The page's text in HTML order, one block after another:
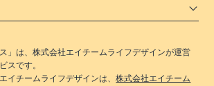
」は、株式会社エイチームライフデザインが運営
スです。
イチームライフデザインは、株式会社エイチーム